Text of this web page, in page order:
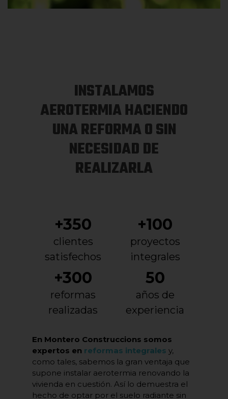
INSTALAMOS
AEROTERMIA HACIENDO
UNA REFORMA O SIN
NECESIDAD DE
REALIZARLA
+350
clientes
satisfechos
+100
proyectos
integrales
+300
reformas
realizadas
50
años de
experiencia
En Montero Construccions somos
expertos en reformas integrales y,
como tales, sabemos la gran ventaja que
supone instalar aerotermia renovando la
vivienda en cuestión. Así lo demuestra el
hecho de optar por el suelo radiante sin